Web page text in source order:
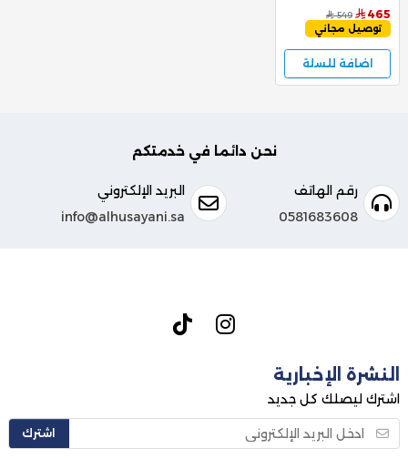
2000 وات
465
549
توصيل مجاني
اضافة للسلة
نحن دائما في خدمتكم
رقم الهاتف
0581683608
البريد الإلكتروني
info@alhusayani.sa
النشرة الإخبارية
اشترك ليصلك كل جديد
اشترك